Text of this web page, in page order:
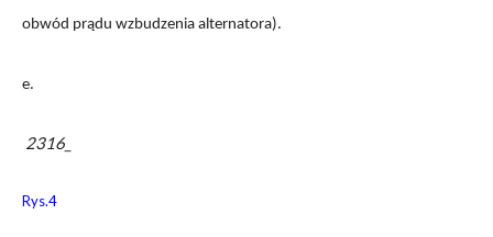
obwód prądu wzbudzenia alternatora).
e.
2316_
Rys.4